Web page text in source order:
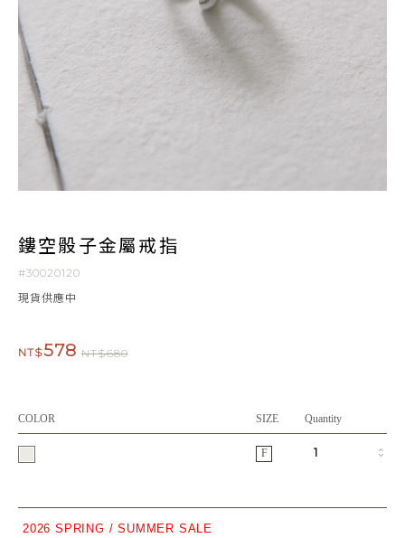
鏤空骰子金屬戒指
#30020120
現貨供應中
NT$578 NT$680
COLOR SIZE Quantity
F
2026 SPRING / SUMMER SALE